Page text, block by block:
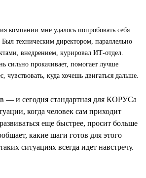
компании мне удалось попробовать себя
техническим директором, параллельно
внедрением, курировал ИТ-отдел.
сильно прокачивает, помогает лучше
чувствовать, куда хочешь двигаться дальше.
— и сегодня стандартная для КОРУСа
когда человек сам приходит
еще быстрее, просит больше
какие шаги готов для этого
ситуациях всегда идет навстречу.